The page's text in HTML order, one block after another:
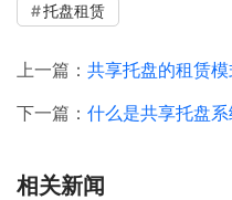
托盘租赁
上一篇： 共享托盘的租赁
下一篇： 什么是共享托盘
相关新闻